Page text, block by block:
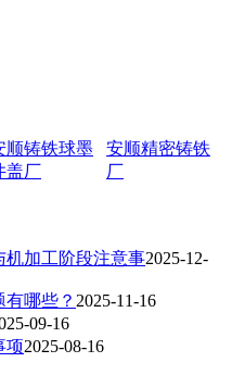
顺铸铁球墨
盖厂
安顺精密铸铁
厂
机加工阶段注意事2025-12-
哪些？ 2025-11-16
09-16
项2025-08-16